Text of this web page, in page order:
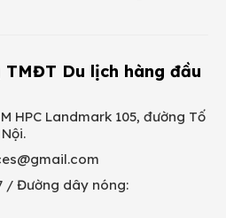
Du lịch hàng đầu
HPC Landmark 105, đường Tố
/ Đường dây nóng: